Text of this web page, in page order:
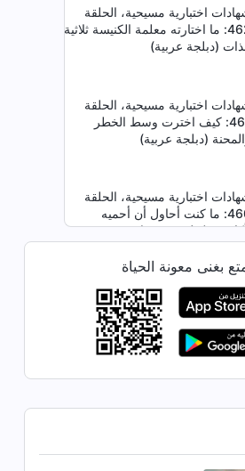
اختبارية مسيحية، الحلقة
462: ما اختارته معلمة الكنيسة ثلاثية
(دبلجة عربية)
اختبارية مسيحية، الحلقة
461: كيف اخترت وسط الخطر
(دبلجة عربية)
اختبارية مسيحية، الحلقة
460: ما كنت أحاول أن أحميه
(دبلجة عربية)
اختبارية مسيحية، الحلقة
458: القيام بالواجب جيدًا هو المهمة
عهد بها الله (دبلجة عربية)
اختبارية مسيحية، الحلقة
بغنى معونة الحياة